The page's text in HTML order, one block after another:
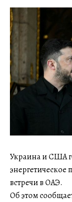
Украина и США
энергетическое
встречи в ОАЭ.
Об этом